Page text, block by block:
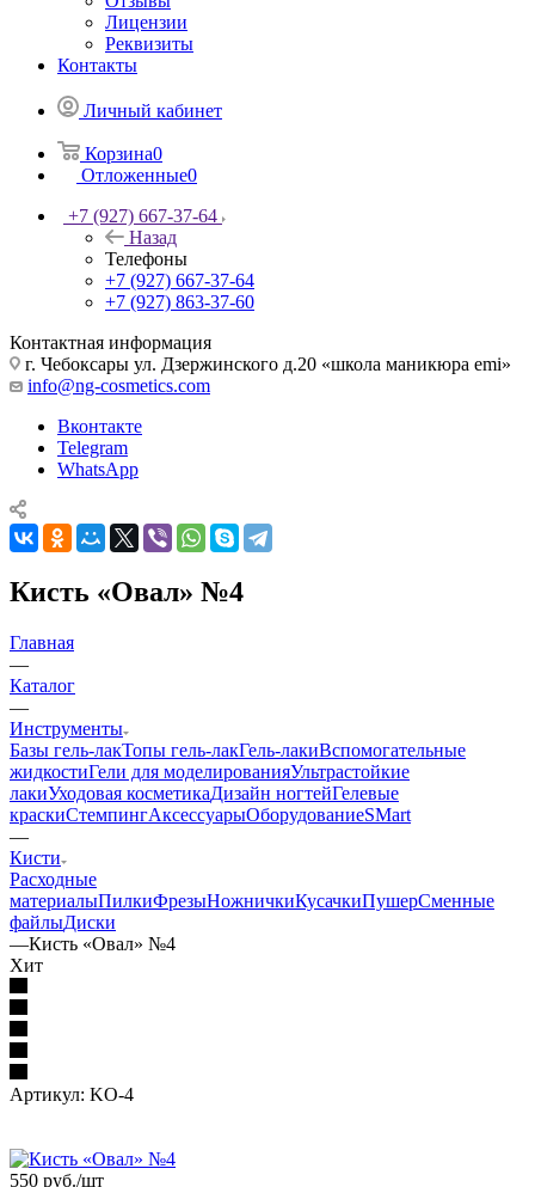
Лицензии
Реквизиты
Контакты
Личный кабинет
Корзина0
Отложенные0
+7 (927) 667-37-64
Назад
Телефоны
+7 (927) 667-37-64
+7 (927) 863-37-60
Контактная информация
г. Чебоксары ул. Дзержинского д.20 «школа маникюра emi»
info@ng-cosmetics.com
Вконтакте
Telegram
WhatsApp
Кисть «Овал» №4
Главная
—
Каталог
—
Инструменты
Базы гель-лакТопы гель-лакГель-лакиВспомогательные
жидкостиГели для моделированияУльтрастойкие
лакиУходовая косметикаДизайн ногтейГелевые
краскиСтемпингАксессуарыОборудованиеSMart
—
Кисти
Расходные
материалыПилкиФрезыНожничкиКусачкиПушерСменные
файлыДиски
—Кисть «Овал» №4
Хит
Артикул: KO-4
550 руб./шт